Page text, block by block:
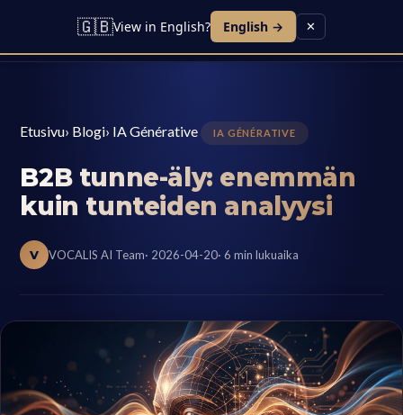
Etusivu› Blogi› IA Générative IA GÉNÉRATIVE
B2B tunne-äly: enemmän
kuin tunteiden analyysi
V VOCALIS AI Team· 2026-04-20· 6 min lukuaika
🇬🇧View in English? English → ✕